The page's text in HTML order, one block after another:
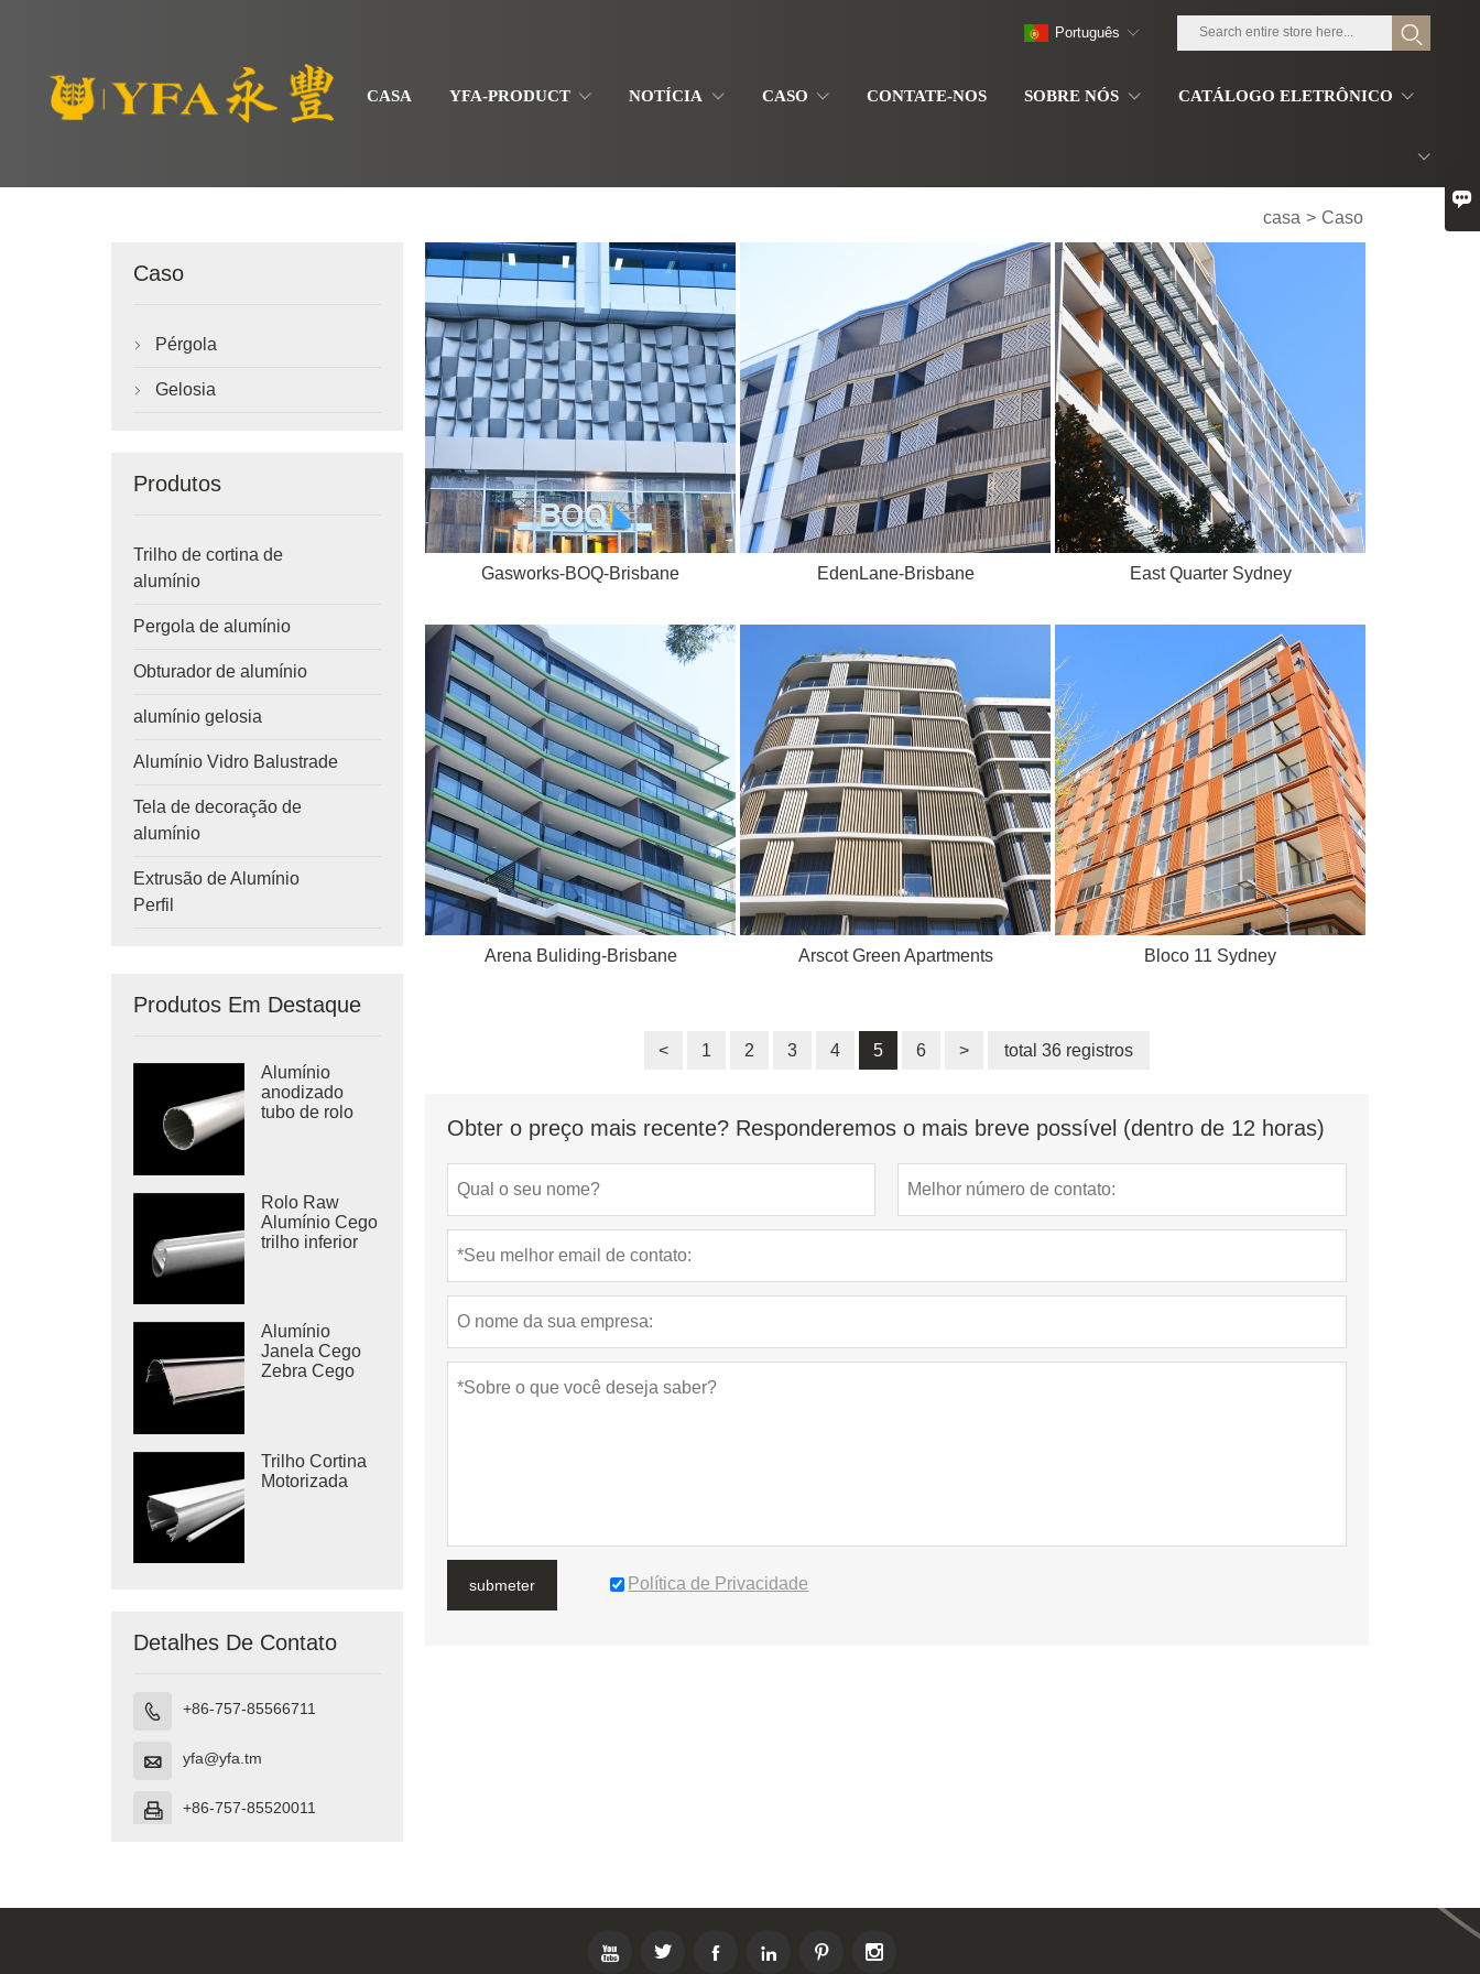
CASA YFA-PRODUCT NOTÍCIA CASO CONTATE-NOS SOBRE NÓS CATÁLOGO ELETRÔNICO
Português
casa > Caso
Caso
 Pérgola
 Gelosia
Produtos
Trilho de cortina de
alumínio
Pergola de alumínio
Obturador de alumínio
alumínio gelosia
Alumínio Vidro Balustrade
Tela de decoração de
alumínio
Extrusão de Alumínio
Perfil
Produtos Em Destaque
Alumínio
anodizado
tubo de rolo
Rolo Raw
Alumínio Cego
trilho inferior
Alumínio
Janela Cego
Zebra Cego
Trilho Cortina
Motorizada
Detalhes De Contato
 +86-757-85566711
 yfa@yfa.tm
 +86-757-85520011
Gasworks-BOQ-Brisbane EdenLane-Brisbane East Quarter Sydney
Arena Buliding-Brisbane Arscot Green Apartments Bloco 11 Sydney
< 1 2 3 4 5 6 > total 36 registros
Obter o preço mais recente? Responderemos o mais breve possível (dentro de 12 horas)
submeter Política de Privacidade
     
